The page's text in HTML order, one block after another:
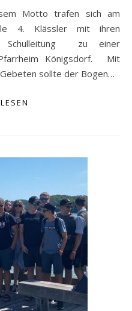
4. Klässler mit ihren
Schulleitung zu einer
Königsdorf. Mit
sollte der Bogen…